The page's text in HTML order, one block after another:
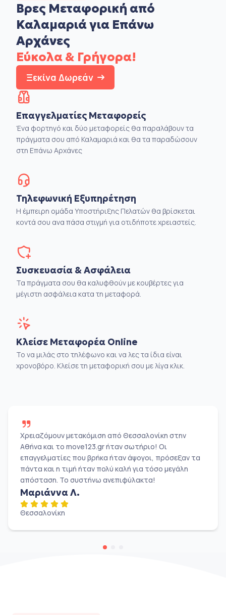
Βρες Μεταφορική από
Καλαμαριά για Επάνω
Αρχάνες
Εύκολα & Γρήγορα!
Ξεκίνα Δωρεάν
Επαγγελματίες Μεταφορείς
Ένα φορτηγό και δύο μεταφορείς θα παραλάβουν τα
πράγματα σου από Καλαμαριά και θα τα παραδώσουν
στη Επάνω Αρχάνες
Τηλεφωνική Εξυπηρέτηση
Η έμπειρη ομάδα Υποστήριξης Πελατών θα βρίσκεται
κοντά σου ανα πάσα στιγμή για οτιδήποτε χρειαστείς.
Συσκευασία & Ασφάλεια
Τα πράγματα σου θα καλυφθούν με κουβέρτες για
μέγιστη ασφάλεια κατα τη μεταφορά.
Κλείσε Μεταφορέα Online
Το να μιλάς στο τηλέφωνο και να λες τα ίδια είναι
χρονοβόρο. Κλείσε τη μεταφορική σου με λίγα κλικ.
Χρειαζόμουν μετακόμιση από Θεσσαλονίκη στην
Αθήνα και το move123.gr ήταν σωτήριο! Οι
επαγγελματίες που βρήκα ήταν άψογοι, πρόσεξαν τα
πάντα και η τιμή ήταν πολύ καλή για τόσο μεγάλη
απόσταση. Το συστήνω ανεπιφύλακτα!
Μαριάννα Λ.
Θεσσαλονίκη